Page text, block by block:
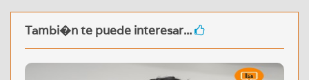
Tambi�n te puede interesar...